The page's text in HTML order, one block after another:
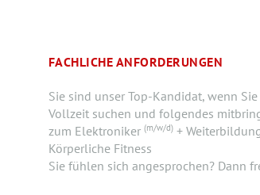
FACHLICHE ANFORDERUNGEN
Sie sind unser Top-Kandidat, wenn
Vollzeit suchen und folgendes
zum Elektroniker (m/w/d) +
Körperliche Fitness
Sie fühlen sich angesprochen? Dann